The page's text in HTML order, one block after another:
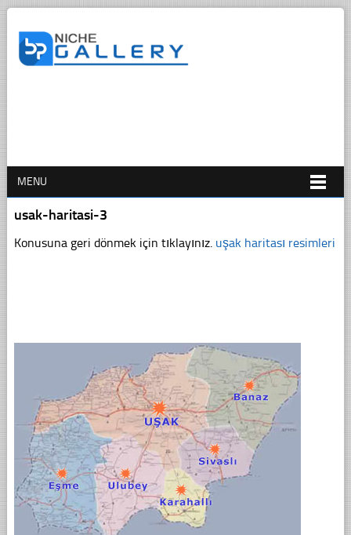
MENU
usak-haritasi-3
Konusuna geri dönmek için tıklayınız. uşak haritası resimleri